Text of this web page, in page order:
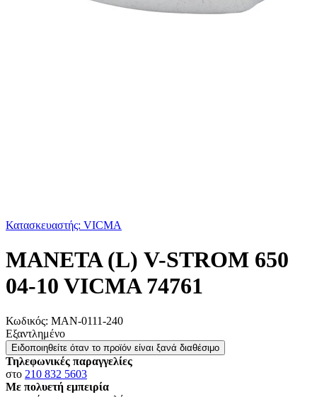
Κατασκευαστής: VICMA
ΜΑΝΕΤΑ (L) V-STROM 650
04-10 VICMA 74761
Κωδικός: ΜΑΝ-0111-240
Εξαντλημένο
Ειδοποιηθείτε όταν το προϊόν είναι ξανά διαθέσιμο
Τηλεφωνικές παραγγελίες
στο 210 832 5603
Με πολυετή εμπειρία